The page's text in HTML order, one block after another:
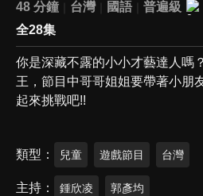
48 分鐘
台灣 國語
普遍級
全28集
你是深藏不露的小小才藝達人嗎
王，節目中哥哥姐姐要帶著小朋
起來挑戰吧!!
類型 兒童 遊戲節目 台灣
主持 鍾欣凌 郭彥均